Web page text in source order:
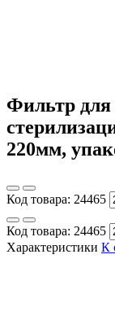
Фильтр для
220мм,
Код товара: 24465
Код товара: 24465
Характеристики К